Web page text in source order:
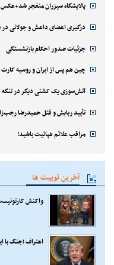
پالایشگاه سیزران منفجر شد+عکس
درگیری اعضای داعش و جولانی
جزئیات صدور احکام بازنشستگی
چین هم پس از ایران و روسیه
آتش‌سوزی یک کشتی دیگر در تنگه
تأیید ربایش و قتل حمیدرضا
مراقب علائم هپاتیت باشید!
آخرین توییت ها
واکنش
اعتراف ؛جنگ با